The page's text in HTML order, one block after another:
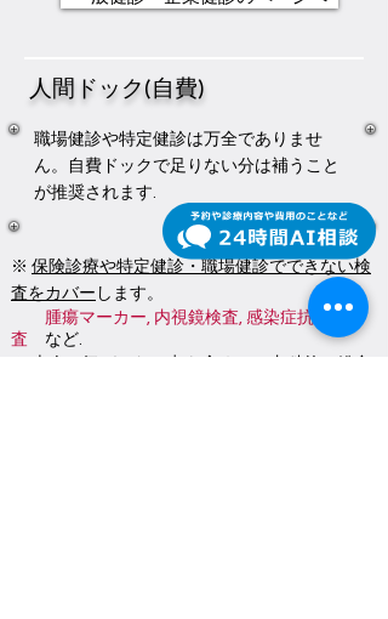
人間ドック(自費)
職場健診や特定健診は万全でありませ
ん。自費ドックで足りない分は補うこと
が推奨されます.
※ 保険診療や特定健診・職場健診でできない検
査をカバー します。
腫瘍マーカー, 内視鏡検査, 感染症抗体検
査 など.